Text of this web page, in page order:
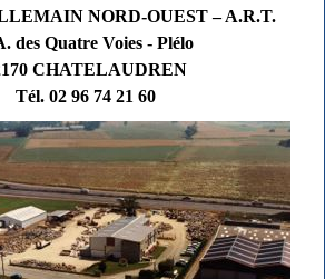
NORD-OUEST – A.R.T.
des Quatre Voies - Plélo
CHATELAUDREN
Tél. 02 96 74 21 60